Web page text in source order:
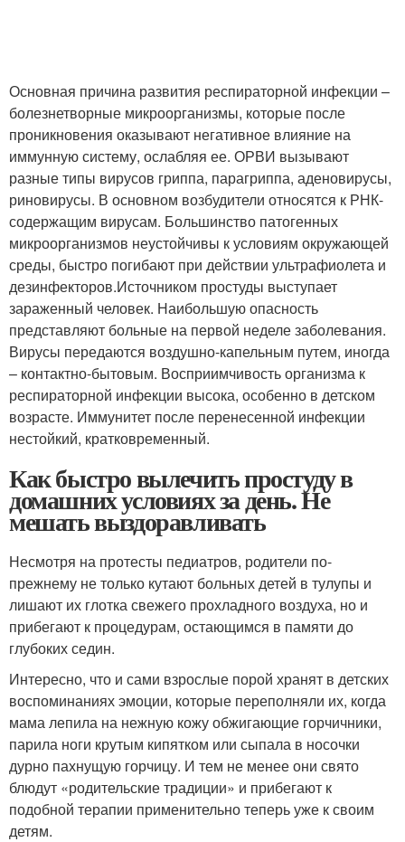
Основная причина развития респираторной инфекции –
болезнетворные микроорганизмы, которые после
проникновения оказывают негативное влияние на
иммунную систему, ослабляя ее. ОРВИ вызывают
разные типы вирусов гриппа, парагриппа, аденовирусы,
риновирусы. В основном возбудители относятся к РНК-
содержащим вирусам. Большинство патогенных
микроорганизмов неустойчивы к условиям окружающей
среды, быстро погибают при действии ультрафиолета и
дезинфекторов.Источником простуды выступает
зараженный человек. Наибольшую опасность
представляют больные на первой неделе заболевания.
Вирусы передаются воздушно-капельным путем, иногда
– контактно-бытовым. Восприимчивость организма к
респираторной инфекции высока, особенно в детском
возрасте. Иммунитет после перенесенной инфекции
нестойкий, кратковременный.
Как быстро вылечить простуду в
домашних условиях за день. Не
мешать выздоравливать
Несмотря на протесты педиатров, родители по-
прежнему не только кутают больных детей в тулупы и
лишают их глотка свежего прохладного воздуха, но и
прибегают к процедурам, остающимся в памяти до
глубоких седин.
Интересно, что и сами взрослые порой хранят в детских
воспоминаниях эмоции, которые переполняли их, когда
мама лепила на нежную кожу обжигающие горчичники,
парила ноги крутым кипятком или сыпала в носочки
дурно пахнущую горчицу. И тем не менее они свято
блюдут «родительские традиции» и прибегают к
подобной терапии применительно теперь уже к своим
детям.